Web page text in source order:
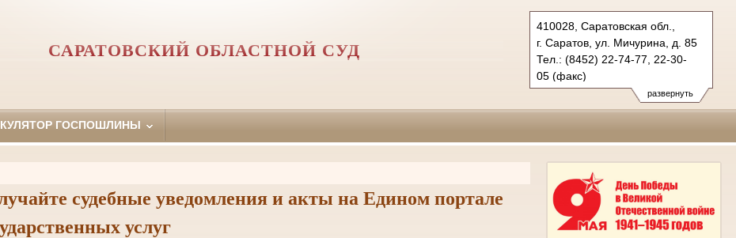
развернуть
410028, Саратовская обл.,
г. Саратов, ул. Мичурина, д. 85
Тел.: (8452) 22-74-77, 22-30-
05 (факс)
oblsud.sar@sudrf.ru
САРАТОВСКИЙ ОБЛАСТНОЙ СУД
ГОСПОШЛИНЫ
судебные уведомления и акты на Едином портале
услуг